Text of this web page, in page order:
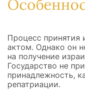
Процесс принятия
актом. Однако он
на получение
Государство не
принадлежность,
репатриации.